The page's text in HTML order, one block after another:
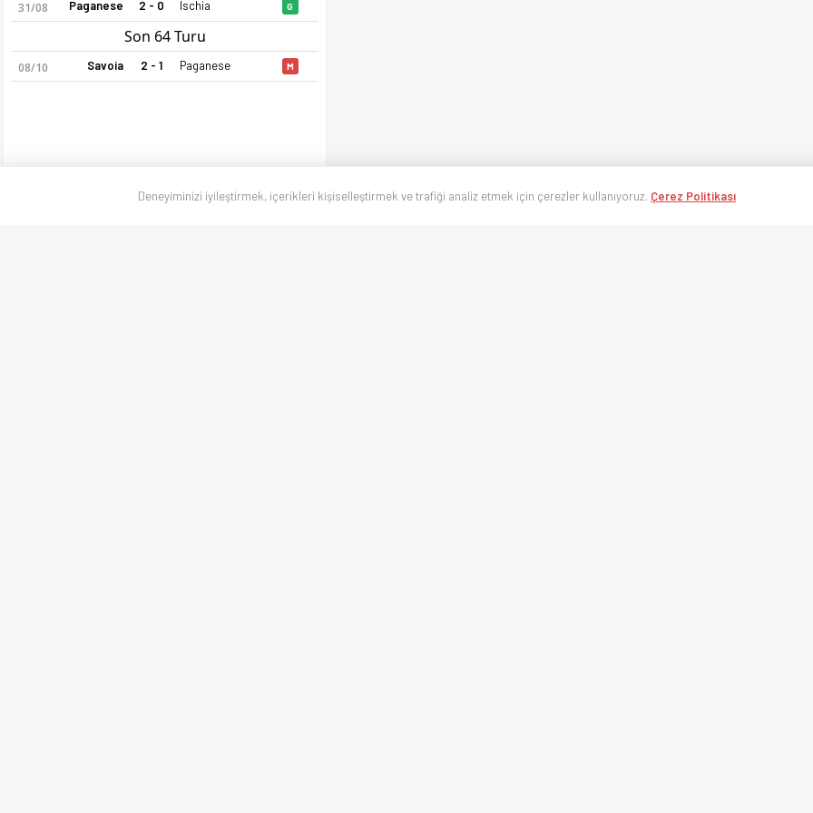
31/08 Paganese 2 - 0 Ischia G
Son 64 Turu
08/10 Savoia 2 - 1 Paganese M
Deneyiminizi iyileştirmek, içerikleri kişiselleştirmek ve trafiği analiz etmek için çerezler kullanıyoruz. Çerez Politikası